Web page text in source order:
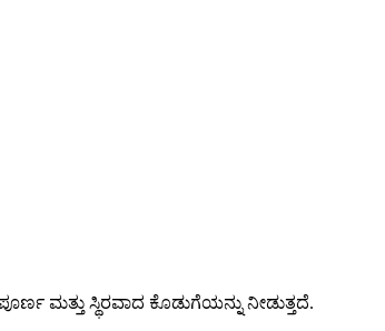
ಮತ್ತು ಸ್ಥಿರವಾದ ಕೊಡುಗೆಯನ್ನು ನೀಡುತ್ತದೆ.